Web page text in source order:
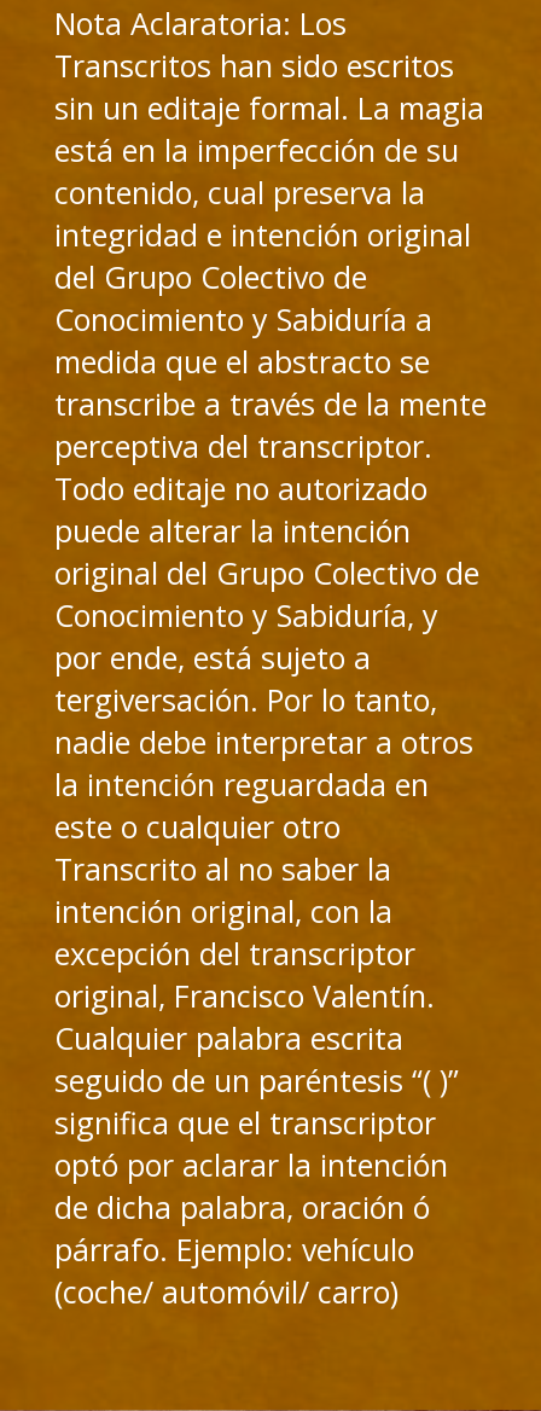
Nota Aclaratoria: Los
Transcritos han sido escritos
sin un editaje formal. La magia
está en la imperfección de su
contenido, cual preserva la
integridad e intención original
del Grupo Colectivo de
Conocimiento y Sabiduría a
medida que el abstracto se
transcribe a través de la mente
perceptiva del transcriptor.
Todo editaje no autorizado
puede alterar la intención
original del Grupo Colectivo de
Conocimiento y Sabiduría, y
por ende, está sujeto a
tergiversación. Por lo tanto,
nadie debe interpretar a otros
la intención reguardada en
este o cualquier otro
Transcrito al no saber la
intención original, con la
excepción del transcriptor
original, Francisco Valentín.
Cualquier palabra escrita
seguido de un paréntesis “( )”
significa que el transcriptor
optó por aclarar la intención
de dicha palabra, oración ó
párrafo. Ejemplo: vehículo
(coche/ automóvil/ carro)